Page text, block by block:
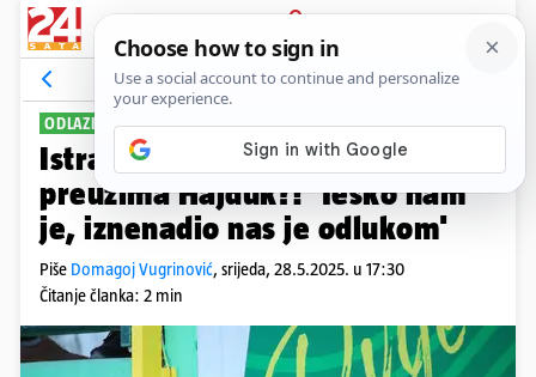
PRIJAVA
Sport Komentari
ODLAZI U HAJDUK
Istra potvrdila odlazak Garcije,
preuzima Hajduk?! 'Teško nam
je, iznenadio nas je odlukom'
Piše Domagoj Vugrinović, srijeda, 28.5.2025. u 17:30
Čitanje članka: 2 min